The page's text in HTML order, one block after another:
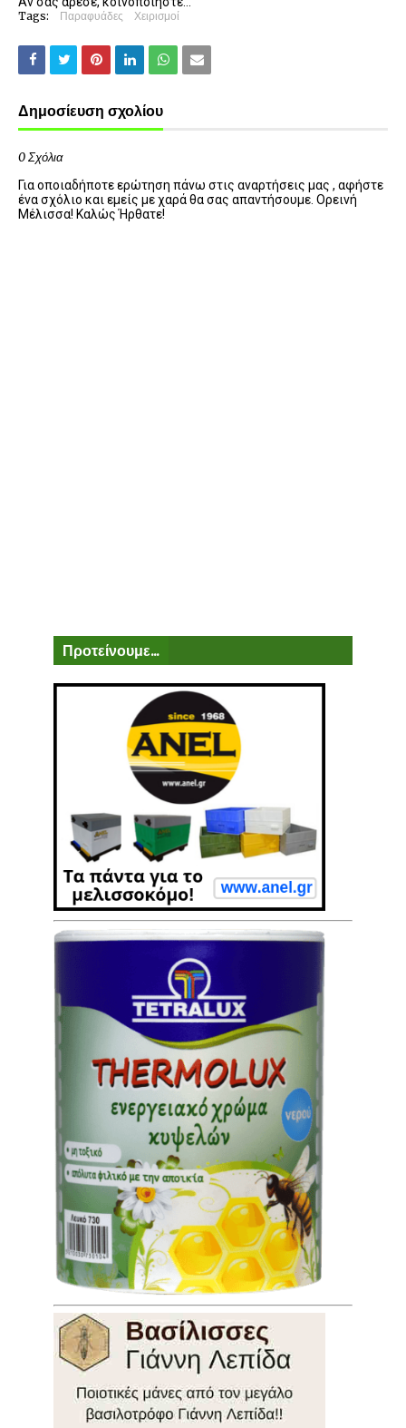
Tags: Παραφυάδες Χειρισμοί
Δημοσίευση σχολίου
0 Σχόλια
Για οποιαδήποτε ερώτηση πάνω στις αναρτήσεις μας , αφήστε
ένα σχόλιο και εμείς με χαρά θα σας απαντήσουμε. Ορεινή
Μέλισσα! Καλώς Ήρθατε!
Προτείνουμε...